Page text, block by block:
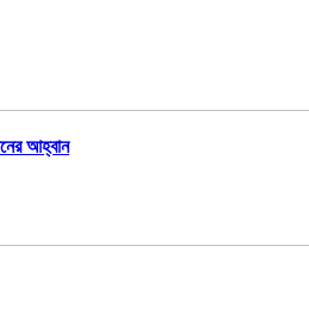
আহ্বান